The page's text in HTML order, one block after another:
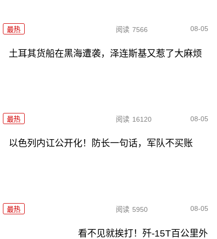
最热 阅读 7566 08-05
土耳其货船在黑海遭袭，泽连斯基又惹了大麻烦
最热 阅读 16120 08-05
以色列内讧公开化！防长一句话，军队不买账
最热 阅读 5950 08-05
看不见就挨打！歼-15T百公里外